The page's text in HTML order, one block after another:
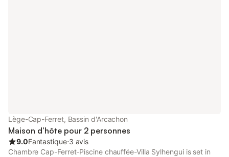
Lège-Cap-Ferret, Bassin d'Arcachon
Maison d’hôte pour 2 personnes
9.0Fantastique⋅3 avis
Chambre Cap-Ferret-Piscine chauffée-Villa Sylhengui is set in